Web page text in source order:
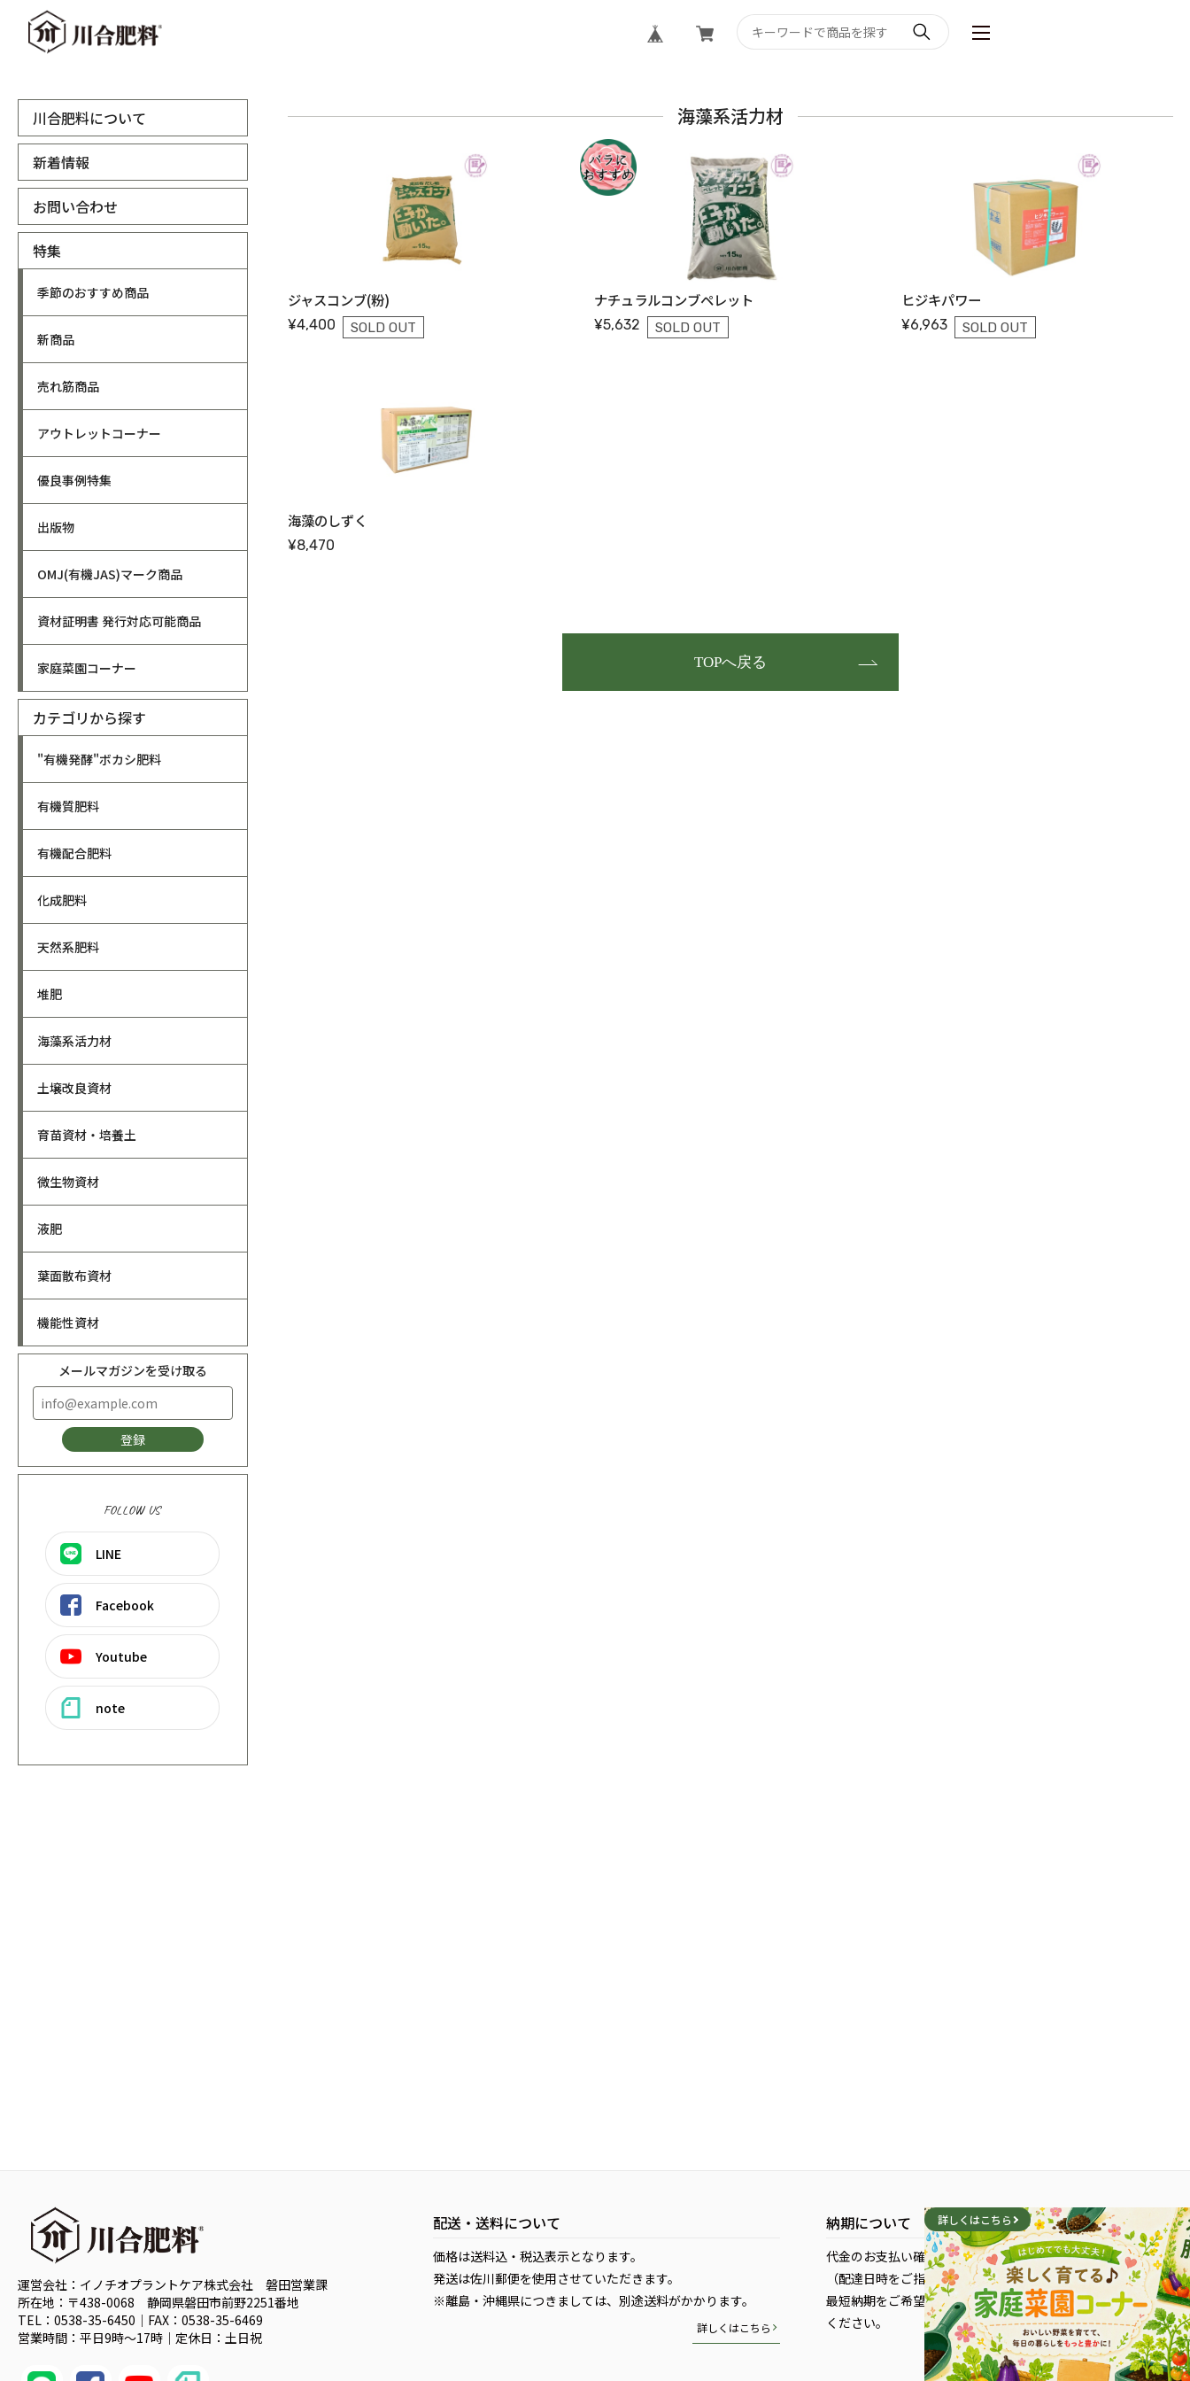
詳しくはこちら
川合肥料について
新着情報
お問い合わせ
特集
季節のおすすめ商品
新商品
売れ筋商品
アウトレットコーナー
優良事例特集
出版物
OMJ(有機JAS)マーク商品
資材証明書 発行対応可能商品
家庭菜園コーナー
カテゴリから探す
"有機発酵"ボカシ肥料
有機質肥料
有機配合肥料
化成肥料
天然系肥料
堆肥
海藻系活力材
土壌改良資材
育苗資材・培養土
微生物資材
液肥
葉面散布資材
機能性資材
メールマガジンを受け取る
登録
FOLLOW US
LINE
Facebook
Youtube
note
海藻系活力材
ジャスコンブ(粉)
¥4,400 SOLD OUT
ナチュラルコンブペレット
¥5,632 SOLD OUT
ヒジキパワー
¥6,963 SOLD OUT
海藻のしずく
¥8,470
TOPへ戻る
運営会社：イノチオプラントケア株式会社 磐田営業課
所在地：〒438-0068 静岡県磐田市前野2251番地
TEL：0538-35-6450｜FAX：0538-35-6469
営業時間：平日9時～17時｜定休日：土日祝
配送・送料について
価格は送料込・税込表示となります。
発送は佐川郵便を使用させていただきます。
※離島・沖縄県につきましては、別途送料がかかります。
詳しくはこちら
納期について
代金のお支払い確定後、5営業日以内に発送いたします。
（配達日時をご指定している場合を除く）
最短納期をご希望のお客様は、配送日時を指定せずにご注文
ください。
詳しくはこちら